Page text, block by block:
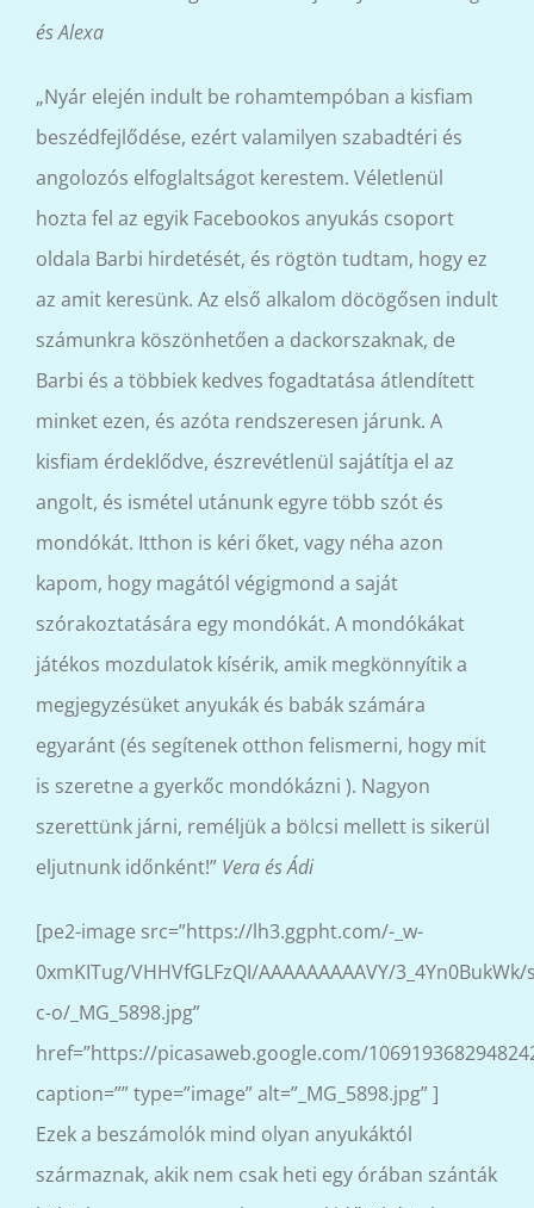
és Alexa
„Nyár elején indult be rohamtempóban a kisfiam
beszédfejlődése, ezért valamilyen szabadtéri és
angolozós elfoglaltságot kerestem. Véletlenül
hozta fel az egyik Facebookos anyukás csoport
oldala Barbi hirdetését, és rögtön tudtam, hogy ez
az amit keresünk. Az első alkalom döcögősen indult
számunkra köszönhetően a dackorszaknak, de
Barbi és a többiek kedves fogadtatása átlendített
minket ezen, és azóta rendszeresen járunk. A
kisfiam érdeklődve, észrevétlenül sajátítja el az
angolt, és ismétel utánunk egyre több szót és
mondókát. Itthon is kéri őket, vagy néha azon
kapom, hogy magától végigmond a saját
szórakoztatására egy mondókát. A mondókákat
játékos mozdulatok kísérik, amik megkönnyítik a
megjegyzésüket anyukák és babák számára
egyaránt (és segítenek otthon felismerni, hogy mit
is szeretne a gyerkőc mondókázni ). Nagyon
szerettünk járni, reméljük a bölcsi mellett is sikerül
eljutnunk időnként!” Vera és Ádi
[pe2-image src=”https://lh3.ggpht.com/-_w-
0xmKITug/VHHVfGLFzQI/AAAAAAAAAVY/3_4Yn0BukWk/
c-o/_MG_5898.jpg”
href=”https://picasaweb.google.com/
caption=”” type=”image” alt=”_MG_5898.jpg” ]
Ezek a beszámolók mind olyan anyukáktól
származnak, akik nem csak heti egy órában szánták